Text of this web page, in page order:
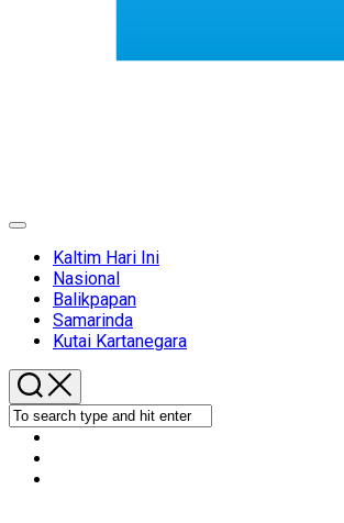
Expand
Current
Page
Parent
Kaltim Hari Ini
Nasional
Balikpapan
Samarinda
Kutai Kartanegara